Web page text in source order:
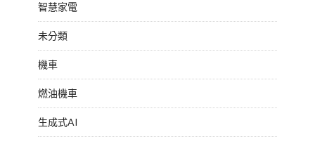
智慧家電
未分類
機車
燃油機車
生成式AI